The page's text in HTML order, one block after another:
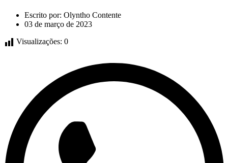
Escrito por: Olyntho Contente
03 de março de 2023
Visualizações: 0